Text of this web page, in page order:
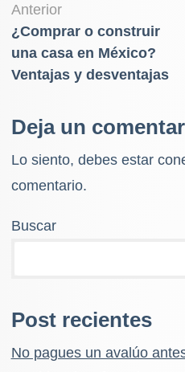
Navegación
de
entradas
Anterior
¿Comprar o construir
una casa en México?
Ventajas y desventajas
Deja un
Lo siento, debes estar
comentario.
Buscar
Post recientes
No pagues un avalúo